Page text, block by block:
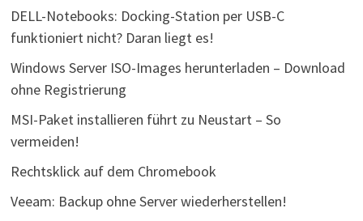
DELL-Notebooks: Docking-Station per USB-C
funktioniert nicht? Daran liegt es!
Windows Server ISO-Images herunterladen – Download
ohne Registrierung
MSI-Paket installieren führt zu Neustart – So
vermeiden!
Rechtsklick auf dem Chromebook
Veeam: Backup ohne Server wiederherstellen!